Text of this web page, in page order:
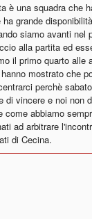
è una squadra che
ha grande
siamo avanti nel
alla partita ed
il primo quarto alle
mostrato che
perchè
di vincere e noi non
come abbiamo
ad arbitrare
di Cecina.